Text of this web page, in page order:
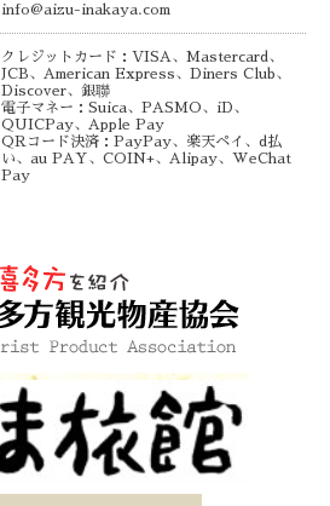
info@aizu-inakaya.com
クレジットカード：VISA、Mastercard、
JCB、American Express、Diners Club、
Discover、銀聯
電子マネー：Suica、PASMO、iD、
QUICPay、Apple Pay
QRコード決済：PayPay、楽天ペイ、d払
い、au PAY、COIN+、Alipay、WeChat
Pay